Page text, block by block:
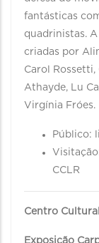
fantásticas
quadrinistas.
criadas por
Carol Rossetti,
Athayde, Lu
Virgínia Fróes.
Público:
CCLR
Centro
Exposição